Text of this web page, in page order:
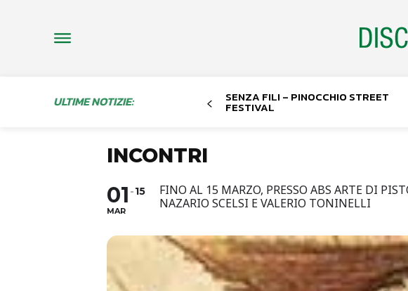
ULTIME NOTIZIE: SENZA FILI – PINOCCHIO STREET
FESTIVAL
INCONTRI
01
MAR
15
FINO AL 15 MARZO, PRESSO ABS ARTE DI
NAZARIO SCELSI E VALERIO TONINELLI